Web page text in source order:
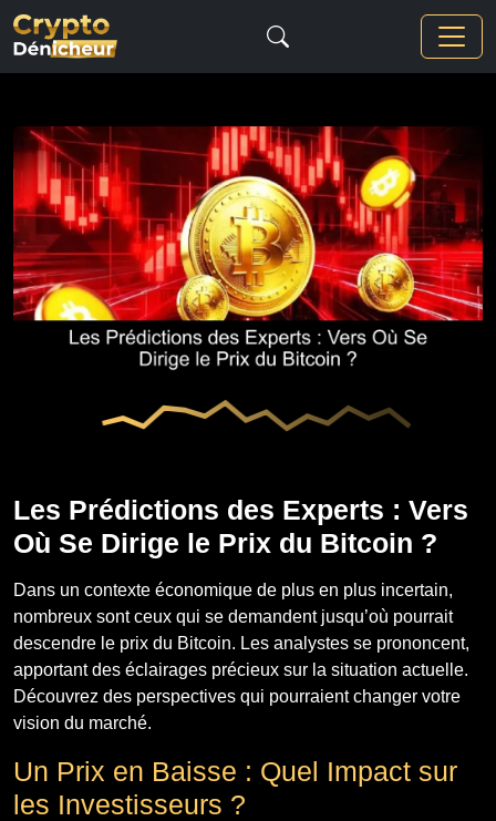
Les Prédictions des Experts : Vers
Où Se Dirige le Prix du Bitcoin ?
Dans un contexte économique de plus en plus incertain,
nombreux sont ceux qui se demandent jusqu’où pourrait
descendre le prix du Bitcoin. Les analystes se prononcent,
apportant des éclairages précieux sur la situation actuelle.
Découvrez des perspectives qui pourraient changer votre
vision du marché.
Un Prix en Baisse : Quel Impact sur
les Investisseurs ?